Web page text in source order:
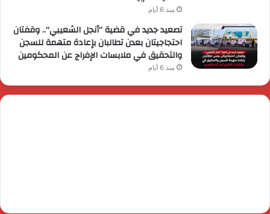
منذ 6 أيام
تصعيد جديد في قضية “أنجل الشعيبي”.. وقفتان
احتجاجيتان بعدن تطالبان بإعادة متهمة للسجن
والتحقيق في ملابسات الإفراج عن المحكومين
منذ 6 أيام